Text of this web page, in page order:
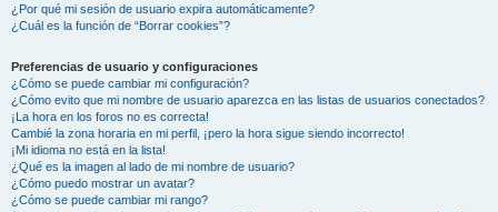
¿Por qué mi sesión de usuario expira automáticamente?
¿Cuál es la función de “Borrar cookies”?
Preferencias de usuario y configuraciones
¿Cómo se puede cambiar mi configuración?
¿Cómo evito que mi nombre de usuario aparezca en las listas de usuarios conectados?
¡La hora en los foros no es correcta!
Cambié la zona horaria en mi perfil, ¡pero la hora sigue siendo incorrecto!
¡Mi idioma no está en la lista!
¿Qué es la imagen al lado de mi nombre de usuario?
¿Cómo puedo mostrar un avatar?
¿Cómo se puede cambiar mi rango?